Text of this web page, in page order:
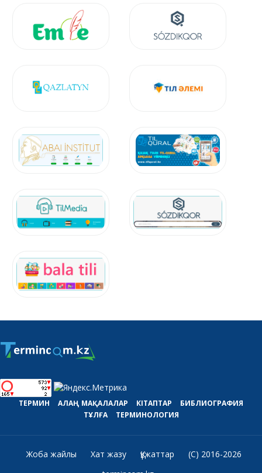
ТЕРМИН АЛАҢ МАҚАЛАЛАР КІТАПТАР
БИБЛИОГРАФИЯ
ТҰЛҒА
ТЕРМИНОЛОГИЯ
Жоба жайлы Хат жазу Құжаттар
(C) 2016-2026